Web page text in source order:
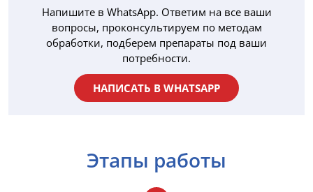
Напишите в WhatsApp. Ответим на все ваши
вопросы, проконсультируем по методам
обработки, подберем препараты под ваши
потребности.
НАПИСАТЬ В WHATSAPP
Этапы работы